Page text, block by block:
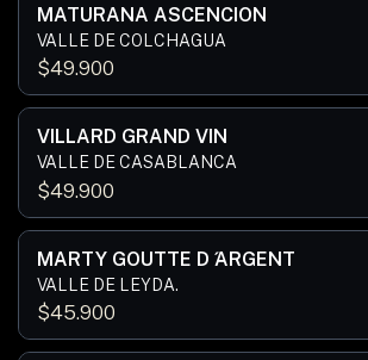
MATURANA ASCENCION
VALLE DE COLCHAGUA
$49.900
VILLARD GRAND VIN
VALLE DE CASABLANCA
$49.900
MARTY GOUTTE D ́ARGENT
VALLE DE LEYDA.
$45.900